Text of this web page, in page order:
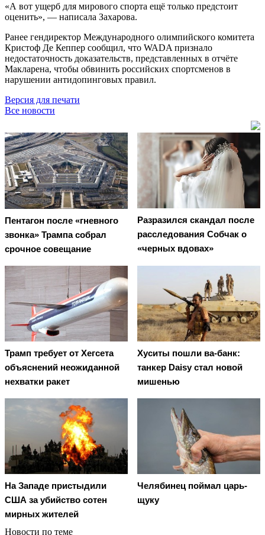
«А вот ущерб для мирового спорта ещё только предстоит
оценить», — написала Захарова.
Ранее гендиректор Международного олимпийского комитета
Кристоф Де Кеппер сообщил, что WADA признало
недостаточность доказательств, представленных в отчёте
Макларена, чтобы обвинить российских спортсменов в
нарушении антидопинговых правил.
Версия для печати
Все новости
Пентагон после «гневного
звонка» Трампа собрал
срочное совещание
Разразился скандал после
расследования Собчак о
«черных вдовах»
Трамп требует от Хегсета
объяснений неожиданной
нехватки ракет
Хуситы пошли ва-банк:
танкер Daisy стал новой
мишенью
На Западе пристыдили
США за убийство сотен
мирных жителей
Челябинец поймал царь-
щуку
Новости по теме